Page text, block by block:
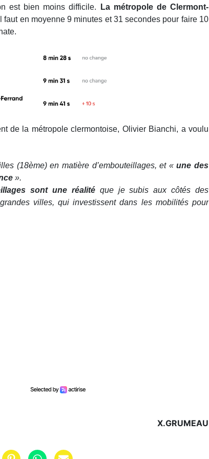
est bien moins difficile.
La métropole de Clermont-
faut en moyenne 9 minutes et 31 secondes pour faire 10
de la métropole clermontoise, Olivier Bianchi, a voulu
(18ème) en matière d’embouteillages, et «une des
».
sont une réalitéque je subis aux côtés des
villes, qui investissent dans les mobilités pour
X.GRUMEAU